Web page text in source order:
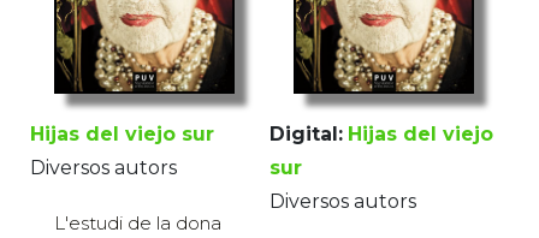
Hijas del viejo sur
Diversos autors
L'estudi de la dona
Digital: Hijas del viejo
sur
Diversos autors